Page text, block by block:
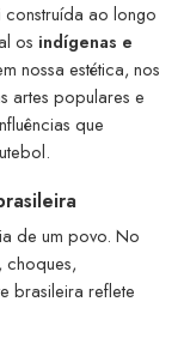
ao longo
os indígenas e
nossa estética, nos
artes populares e
que
de um povo. No
choques,
brasileira reflete